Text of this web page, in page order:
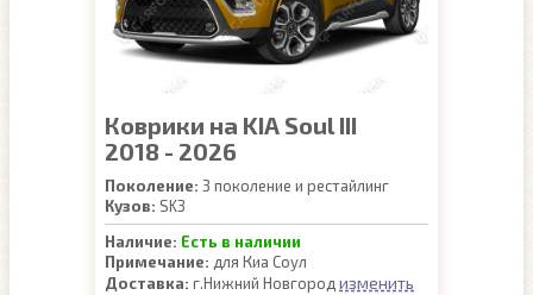
Коврики на KIA Soul III
2018 - 2026
Поколение: 3 поколение и рестайлинг
Кузов: SK3
Наличие: Есть в наличии
Примечание: для Киа Соул
Доставка: г.Нижний Новгород изменить